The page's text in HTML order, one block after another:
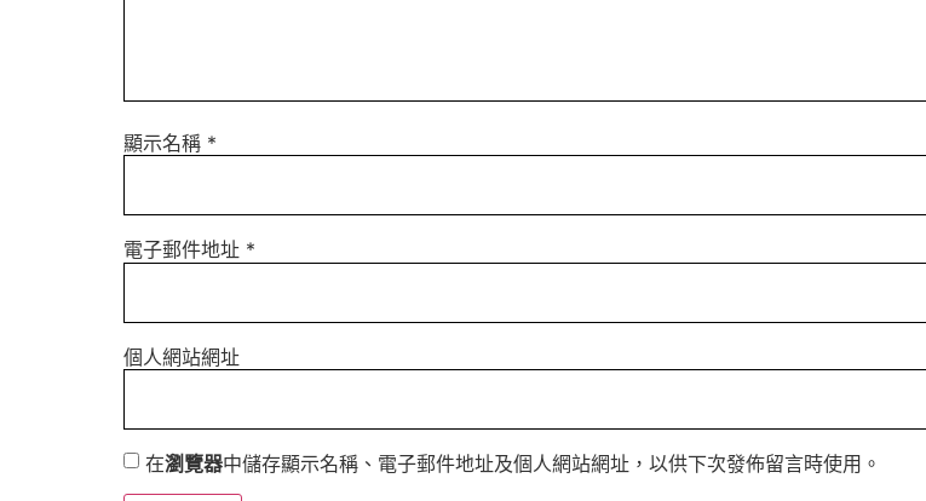
顯示名稱 *
電子郵件地址 *
個人網站網址
在瀏覽器中儲存顯示名稱、電子郵件地址及個人網站網址，以供下次發佈留言時使用。